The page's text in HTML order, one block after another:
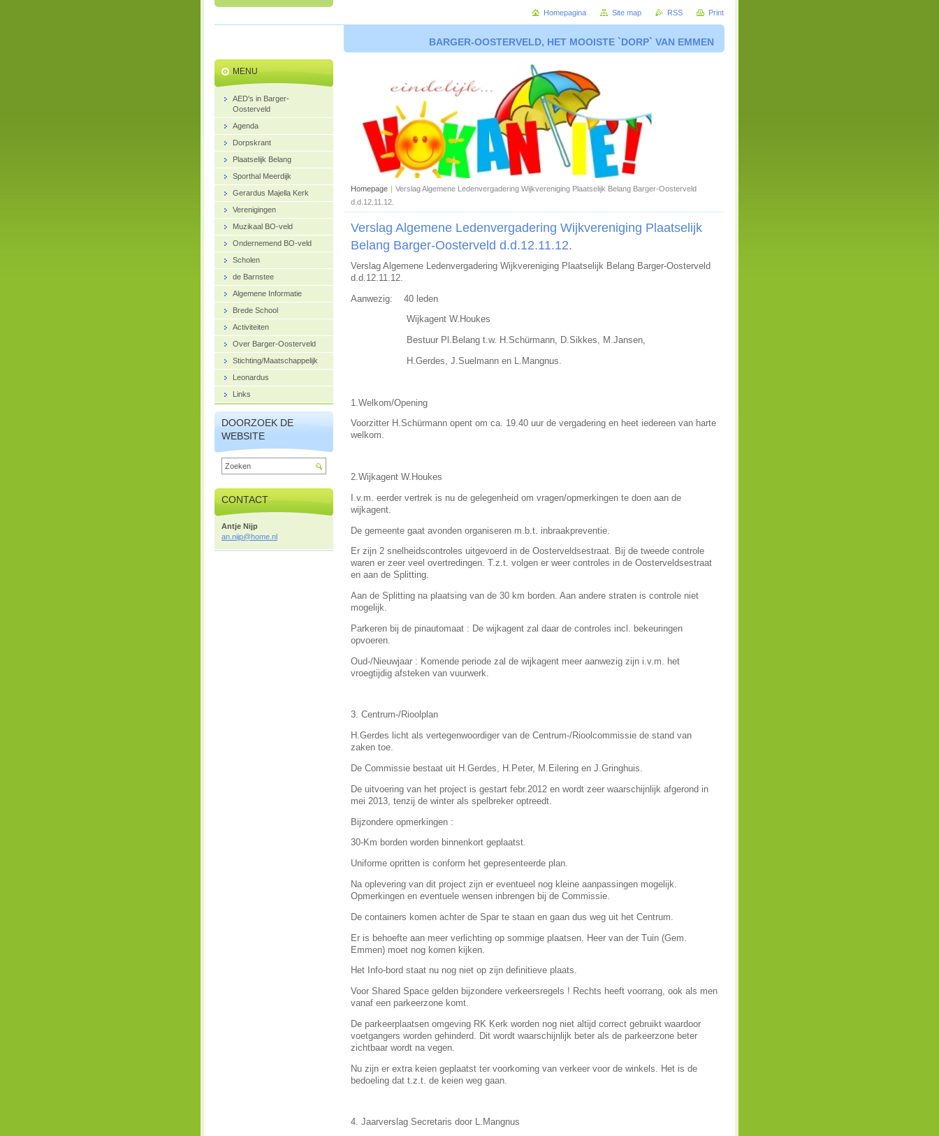
BARGER-OOSTERVELD, HET MOOISTE `DORP` VAN EMMEN
Homepage | Verslag Algemene Ledenvergadering Wijkvereniging Plaatselijk Belang Barger-Oosterveld
d.d.12.11.12.
Verslag Algemene Ledenvergadering Wijkvereniging Plaatselijk
Belang Barger-Oosterveld d.d.12.11.12.
Verslag Algemene Ledenvergadering Wijkvereniging Plaatselijk Belang Barger-Oosterveld
d.d.12.11.12.
Aanwezig: 40 leden
Wijkagent W.Houkes
Bestuur Pl.Belang t.w. H.Schürmann, D.Sikkes, M.Jansen,
H.Gerdes, J.Suelmann en L.Mangnus.
1.Welkom/Opening
Voorzitter H.Schürmann opent om ca. 19.40 uur de vergadering en heet iedereen van harte
welkom.
2.Wijkagent W.Houkes
I.v.m. eerder vertrek is nu de gelegenheid om vragen/opmerkingen te doen aan de
wijkagent.
De gemeente gaat avonden organiseren m.b.t. inbraakpreventie.
Er zijn 2 snelheidscontroles uitgevoerd in de Oosterveldsestraat. Bij de tweede controle
waren er zeer veel overtredingen. T.z.t. volgen er weer controles in de Oosterveldsestraat
en aan de Splitting.
Aan de Splitting na plaatsing van de 30 km borden. Aan andere straten is controle niet
mogelijk.
Parkeren bij de pinautomaat : De wijkagent zal daar de controles incl. bekeuringen
opvoeren.
Oud-/Nieuwjaar : Komende periode zal de wijkagent meer aanwezig zijn i.v.m. het
vroegtijdig afsteken van vuurwerk.
3. Centrum-/Rioolplan
H.Gerdes licht als vertegenwoordiger van de Centrum-/Rioolcommissie de stand van
zaken toe.
De Commissie bestaat uit H.Gerdes, H.Peter, M.Eilering en J.Gringhuis.
De uitvoering van het project is gestart febr.2012 en wordt zeer waarschijnlijk afgerond in
mei 2013, tenzij de winter als spelbreker optreedt.
Bijzondere opmerkingen :
30-Km borden worden binnenkort geplaatst.
Uniforme opritten is conform het gepresenteerde plan.
Na oplevering van dit project zijn er eventueel nog kleine aanpassingen mogelijk.
Opmerkingen en eventuele wensen inbrengen bij de Commissie.
De containers komen achter de Spar te staan en gaan dus weg uit het Centrum.
Er is behoefte aan meer verlichting op sommige plaatsen. Heer van der Tuin (Gem.
Emmen) moet nog komen kijken.
Het Info-bord staat nu nog niet op zijn definitieve plaats.
Voor Shared Space gelden bijzondere verkeersregels ! Rechts heeft voorrang, ook als men
vanaf een parkeerzone komt.
De parkeerplaatsen omgeving RK Kerk worden nog niet altijd correct gebruikt waardoor
voetgangers worden gehinderd. Dit wordt waarschijnlijk beter als de parkeerzone beter
zichtbaar wordt na vegen.
Nu zijn er extra keien geplaatst ter voorkoming van verkeer voor de winkels. Het is de
bedoeling dat t.z.t. de keien weg gaan.
4. Jaarverslag Secretaris door L.Mangnus
MENU
AED's in Barger-
Oosterveld
Agenda
Dorpskrant
Plaatselijk Belang
Sporthal Meerdijk
Gerardus Majella Kerk
Verenigingen
Muzikaal BO-veld
Ondernemend BO-veld
Scholen
de Barnstee
Algemene Informatie
Brede School
Activiteiten
Over Barger-Oosterveld
Stichting/Maatschappelijk
Leonardus
Links
DOORZOEK DE
WEBSITE
CONTACT
Antje Nijp
an.nijp@home.nl
Homepagina Site map RSS Print